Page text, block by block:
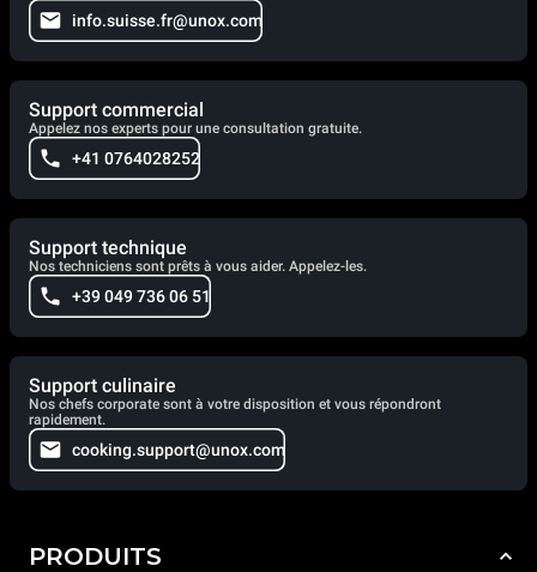
info.suisse.fr@unox.com
Support commercial
Appelez nos experts pour une consultation gratuite.
+41 0764028252
Support technique
Nos techniciens sont prêts à vous aider. Appelez-les.
+39 049 736 06 51
Support culinaire
Nos chefs corporate sont à votre disposition et vous répondront
rapidement.
cooking.support@unox.com
PRODUITS